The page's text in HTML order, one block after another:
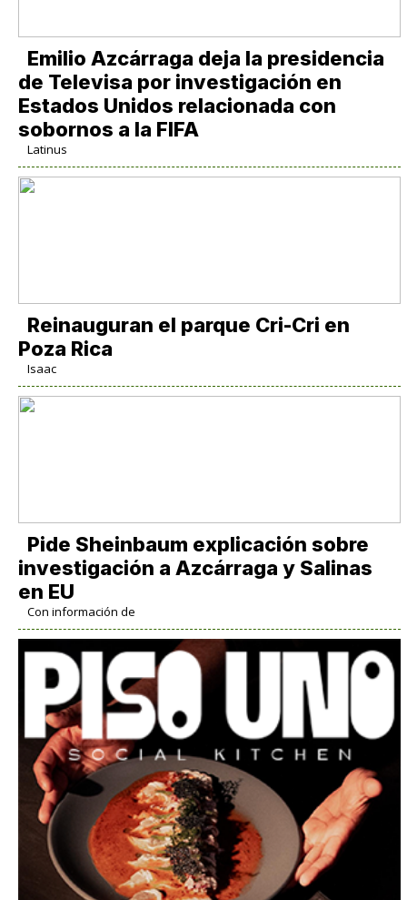
Emilio Azcárraga deja la presidencia
de Televisa por investigación en
Estados Unidos relacionada con
sobornos a la FIFA
Latinus
Reinauguran el parque Cri-Cri en
Poza Rica
Isaac
Pide Sheinbaum explicación sobre
investigación a Azcárraga y Salinas
en EU
Con información de